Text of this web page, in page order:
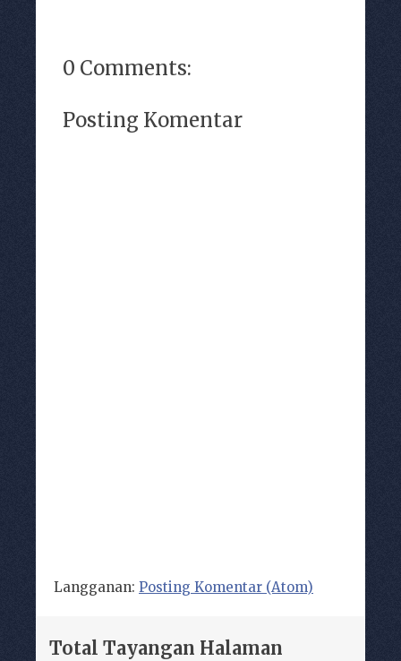
0 Comments:
Posting Komentar
Langganan: Posting Komentar (Atom)
Total Tayangan Halaman